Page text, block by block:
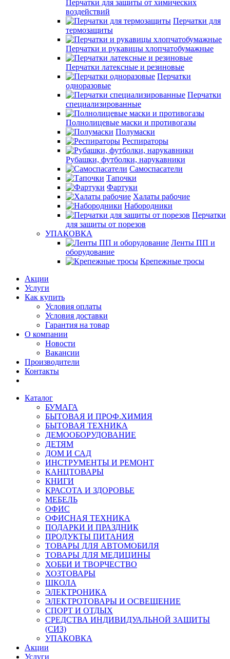
Перчатки для защиты от химических
воздействий
Перчатки для
термозащиты
Перчатки и рукавицы хлопчатобумажные
Перчатки латексные и резиновые
Перчатки
одноразовые
Перчатки
специализированные
Полнолицевые маски и противогазы
Полумаски
Респираторы
Рубашки, футболки, нарукавники
Самоспасатели
Тапочки
Фартуки
Халаты рабочие
Набородники
Перчатки
для защиты от порезов
УПАКОВКА
Ленты ПП и
оборудование
Крепежные тросы
Акции
Услуги
Как купить
Условия оплаты
Условия доставки
Гарантия на товар
О компании
Новости
Вакансии
Производители
Контакты
Каталог
БУМАГА
БЫТОВАЯ И ПРОФ.ХИМИЯ
БЫТОВАЯ ТЕХНИКА
ДЕМООБОРУДОВАНИЕ
ДЕТЯМ
ДОМ И САД
ИНСТРУМЕНТЫ И РЕМОНТ
КАНЦТОВАРЫ
КНИГИ
КРАСОТА И ЗДОРОВЬЕ
МЕБЕЛЬ
ОФИС
ОФИСНАЯ ТЕХНИКА
ПОДАРКИ И ПРАЗДНИК
ПРОДУКТЫ ПИТАНИЯ
ТОВАРЫ ДЛЯ АВТОМОБИЛЯ
ТОВАРЫ ДЛЯ МЕДИЦИНЫ
ХОББИ И ТВОРЧЕСТВО
ХОЗТОВАРЫ
ШКОЛА
ЭЛЕКТРОНИКА
ЭЛЕКТРОТОВАРЫ И ОСВЕЩЕНИЕ
СПОРТ И ОТДЫХ
СРЕДСТВА ИНДИВИДУАЛЬНОЙ ЗАЩИТЫ
(СИЗ)
УПАКОВКА
Акции
Услуги